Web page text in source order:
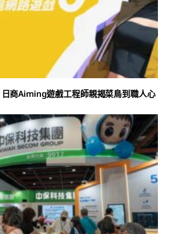
商Aiming遊戲工程師親揭菜鳥到職人心